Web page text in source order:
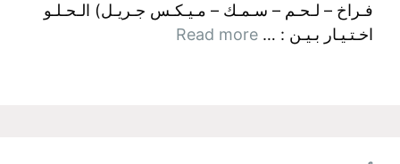
فـراخ – لـحـم – سـمـك – مـيـكـس جـريـل) الـحـلـو
اخـتـيـار بـيـن : … Read more